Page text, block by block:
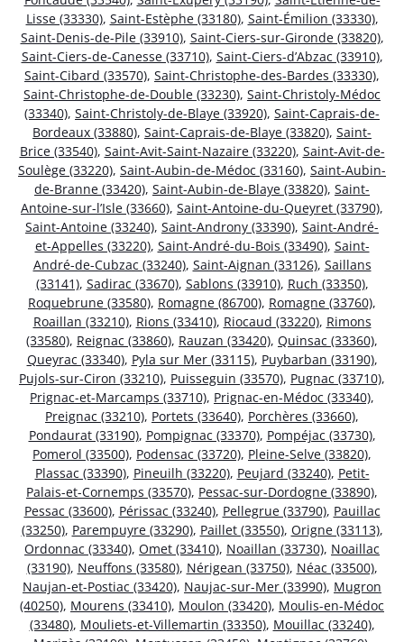
Lisse (33330), Saint-Estèphe (33180), Saint-Émilion (33330),
Saint-Denis-de-Pile (33910), Saint-Ciers-sur-Gironde (33820),
Saint-Ciers-de-Canesse (33710), Saint-Ciers-d’Abzac (33910),
Saint-Cibard (33570), Saint-Christophe-des-Bardes (33330),
Saint-Christophe-de-Double (33230), Saint-Christoly-Médoc
(33340), Saint-Christoly-de-Blaye (33920), Saint-Caprais-de-
Bordeaux (33880), Saint-Caprais-de-Blaye (33820), Saint-
Brice (33540), Saint-Avit-Saint-Nazaire (33220), Saint-Avit-de-
Soulège (33220), Saint-Aubin-de-Médoc (33160), Saint-Aubin-
de-Branne (33420), Saint-Aubin-de-Blaye (33820), Saint-
Antoine-sur-l’Isle (33660), Saint-Antoine-du-Queyret (33790),
Saint-Antoine (33240), Saint-Androny (33390), Saint-André-
et-Appelles (33220), Saint-André-du-Bois (33490), Saint-
André-de-Cubzac (33240), Saint-Aignan (33126), Saillans
(33141), Sadirac (33670), Sablons (33910), Ruch (33350),
Roquebrune (33580), Romagne (86700), Romagne (33760),
Roaillan (33210), Rions (33410), Riocaud (33220), Rimons
(33580), Reignac (33860), Rauzan (33420), Quinsac (33360),
Queyrac (33340), Pyla sur Mer (33115), Puybarban (33190),
Pujols-sur-Ciron (33210), Puisseguin (33570), Pugnac (33710),
Prignac-et-Marcamps (33710), Prignac-en-Médoc (33340),
Preignac (33210), Portets (33640), Porchères (33660),
Pondaurat (33190), Pompignac (33370), Pompéjac (33730),
Pomerol (33500), Podensac (33720), Pleine-Selve (33820),
Plassac (33390), Pineuilh (33220), Peujard (33240), Petit-
Palais-et-Cornemps (33570), Pessac-sur-Dordogne (33890),
Pessac (33600), Périssac (33240), Pellegrue (33790), Pauillac
(33250), Parempuyre (33290), Paillet (33550), Origne (33113),
Ordonnac (33340), Omet (33410), Noaillan (33730), Noaillac
(33190), Neuffons (33580), Nérigean (33750), Néac (33500),
Naujan-et-Postiac (33420), Naujac-sur-Mer (33990), Mugron
(40250), Mourens (33410), Moulon (33420), Moulis-en-Médoc
(33480), Mouliets-et-Villemartin (33350), Mouillac (33240),